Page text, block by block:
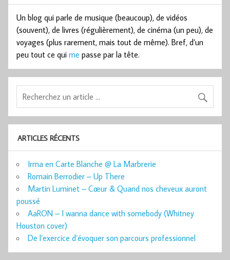
Un blog qui parle de musique (beaucoup), de vidéos
(souvent), de livres (régulièrement), de cinéma (un peu), de
voyages (plus rarement, mais tout de même). Bref, d’un
peu tout ce qui me passe par la tête.
ARTICLES RÉCENTS
Irma en Carte Blanche @ La Marbrerie
Romain Berrodier – Up There
Martin Luminet – Cœur & Quand nos cheveux auront
poussé
AaRON – I wanna dance with somebody (Whitney
Houston cover)
De l’exercice d’évoquer son parcours professionnel